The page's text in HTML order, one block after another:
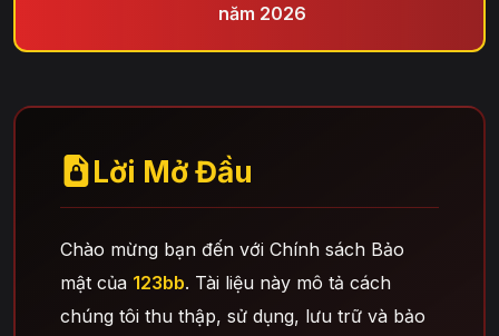
năm 2026
Lời Mở Đầu
Chào mừng bạn đến với Chính sách Bảo
mật của 123bb. Tài liệu này mô tả cách
chúng tôi thu thập, sử dụng, lưu trữ và bảo